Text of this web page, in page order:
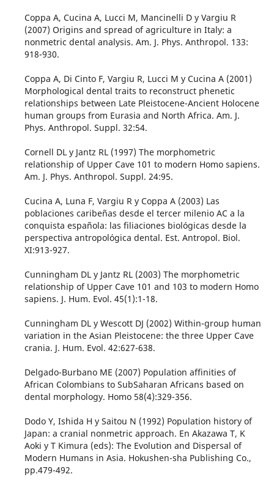
Coppa A, Cucina A, Lucci M, Mancinelli D y Vargiu R
(2007) Origins and spread of agriculture in Italy: a
nonmetric dental analysis. Am. J. Phys. Anthropol. 133:
918-930.
Coppa A, Di Cinto F, Vargiu R, Lucci M y Cucina A (2001)
Morphological dental traits to reconstruct phenetic
relationships between Late Pleistocene-Ancient Holocene
human groups from Eurasia and North Africa. Am. J.
Phys. Anthropol. Suppl. 32:54.
Cornell DL y Jantz RL (1997) The morphometric
relationship of Upper Cave 101 to modern Homo sapiens.
Am. J. Phys. Anthropol. Suppl. 24:95.
Cucina A, Luna F, Vargiu R y Coppa A (2003) Las
poblaciones caribeñas desde el tercer milenio AC a la
conquista española: las filiaciones biológicas desde la
perspectiva antropológica dental. Est. Antropol. Biol.
XI:913-927.
Cunningham DL y Jantz RL (2003) The morphometric
relationship of Upper Cave 101 and 103 to modern Homo
sapiens. J. Hum. Evol. 45(1):1-18.
Cunningham DL y Wescott DJ (2002) Within-group human
variation in the Asian Pleistocene: the three Upper Cave
crania. J. Hum. Evol. 42:627-638.
Delgado-Burbano ME (2007) Population affinities of
African Colombians to SubSaharan Africans based on
dental morphology. Homo 58(4):329-356.
Dodo Y, Ishida H y Saitou N (1992) Population history of
Japan: a cranial nonmetric approach. En Akazawa T, K
Aoki y T Kimura (eds): The Evolution and Dispersal of
Modern Humans in Asia. Hokushen-sha Publishing Co.,
pp.479-492.